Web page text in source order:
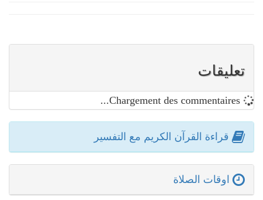
تعليقات
قراءة القرآن الكريم مع التفسير
اوقات الصلاة